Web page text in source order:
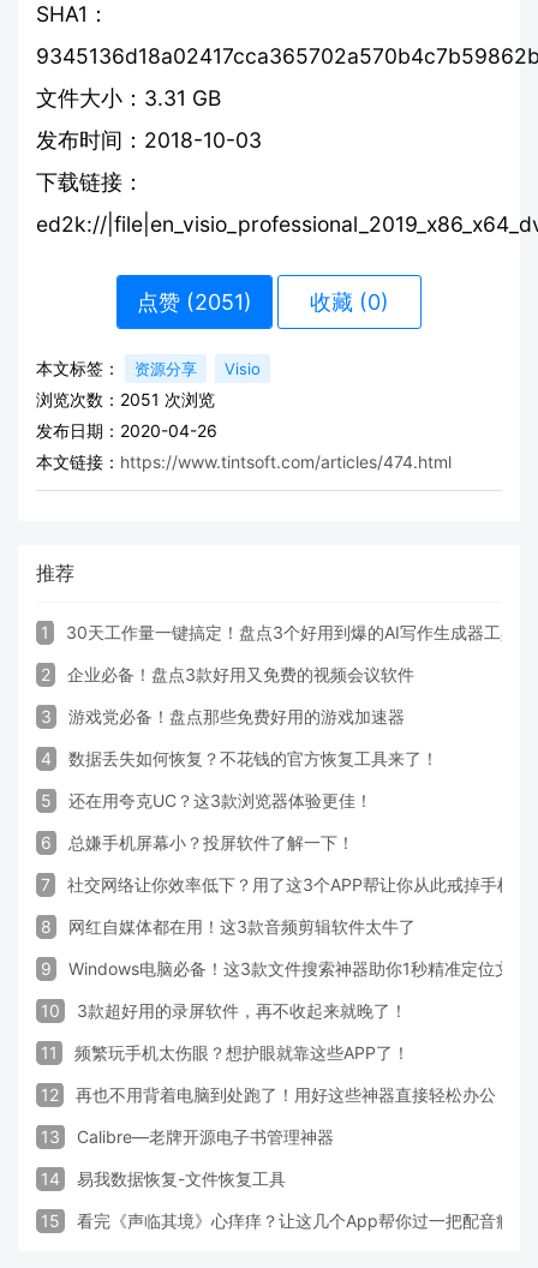
SHA1：
文件大小：3.31 GB
发布时间：2018-10-03
下载链接：
ed2k://
点赞 (2051) 收藏 (0)
本文标签： 资源分享 Visio
浏览次数： 2051 次浏览
发布日期：2020-04-26
本文链接： https://www.tintsoft.com/articles/474.html
推荐
1 30天工作量一键搞定！盘点3个好用到爆的AI写作生成器工具
2 企业必备！盘点3款好用又免费的视频会议软件
3 游戏党必备！盘点那些免费好用的游戏加速器
4 数据丢失如何恢复？不花钱的官方恢复工具来了！
5 还在用夸克UC？这3款浏览器体验更佳！
6 总嫌手机屏幕小？投屏软件了解一下！
7 社交网络让你效率低下？用了这3个APP帮让你从此戒掉手机！
8 网红自媒体都在用！这3款音频剪辑软件太牛了
9 Windows电脑必备！这3款文件搜索神器助你1秒精准定位文件
10 3款超好用的录屏软件，再不收起来就晚了！
11 频繁玩手机太伤眼？想护眼就靠这些APP了！
12 再也不用背着电脑到处跑了！用好这些神器直接轻松办公
13 Calibre—老牌开源电子书管理神器
14 易我数据恢复-文件恢复工具
15 看完《声临其境》心痒痒？让这几个App帮你过一把配音瘾